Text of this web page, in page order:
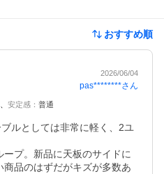
おすすめ順
2026/06/04
pas********さん
安定感 ： 普通
ルとしては非常に軽く、2ユ
プ。新品に天板のサイドに
品のはずだがキズが多数あ